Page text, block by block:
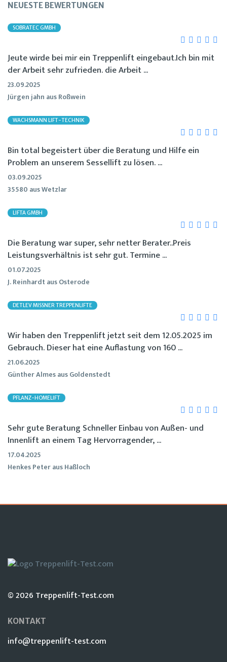
NEUESTE BEWERTUNGEN
SOBRATEC GMBH
Jeute wirde bei mir ein Treppenlift eingebaut.Ich bin mit
der Arbeit sehr zufrieden. die Arbeit ...
23.09.2025
Jürgen jahn aus Roßwein
WACHSMANN LIFT-TECHNIK
Bin total begeistert über die Beratung und Hilfe ein
Problem an unserem Sessellift zu lösen. ...
03.09.2025
35580 aus Wetzlar
LIFTA GMBH
Die Beratung war super, sehr netter Berater..Preis
Leistungsverhältnis ist sehr gut. Termine ...
01.07.2025
J. Reinhardt aus Osterode
DETLEV MISSNER TREPPENLIFTE
Wir haben den Treppenlift jetzt seit dem 12.05.2025 im
Gebrauch. Dieser hat eine Auflastung von 160 ...
21.06.2025
Günther Almes aus Goldenstedt
PFLANZ-HOMELIFT
Sehr gute Beratung Schneller Einbau von Außen- und
Innenlift an einem Tag Hervorragender, ...
17.04.2025
Henkes Peter aus Haßloch
© 2026 Treppenlift-Test.com
KONTAKT
info@treppenlift-test.com